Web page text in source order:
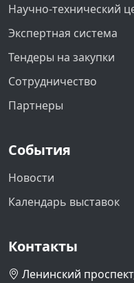
Научно-технический
Экспертная система
Тендеры на закупки
Сотрудничество
Партнеры
События
Новости
Календарь выставок
Контакты
Ленинский